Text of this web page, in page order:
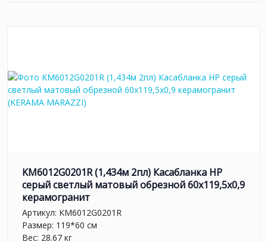
KM6012G0201R (1,434м 2пл) Касабланка HP
серый светлый матовый обрезной 60x119,5x0,9
керамогранит
Артикул: KM6012G0201R
Размер: 119*60 см
Вес: 28.67 кг